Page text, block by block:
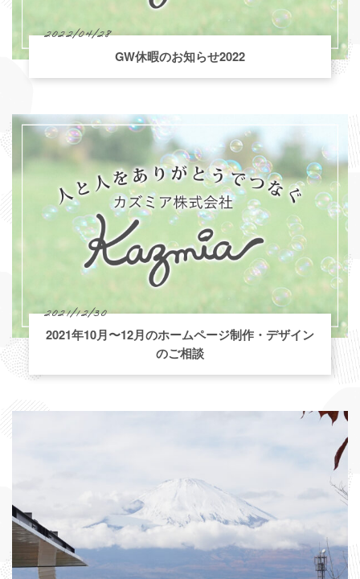
2022/04/28
GW休暇のお知らせ2022
2021/12/30
2021年10月〜12月のホームページ制作・デザイン
のご相談